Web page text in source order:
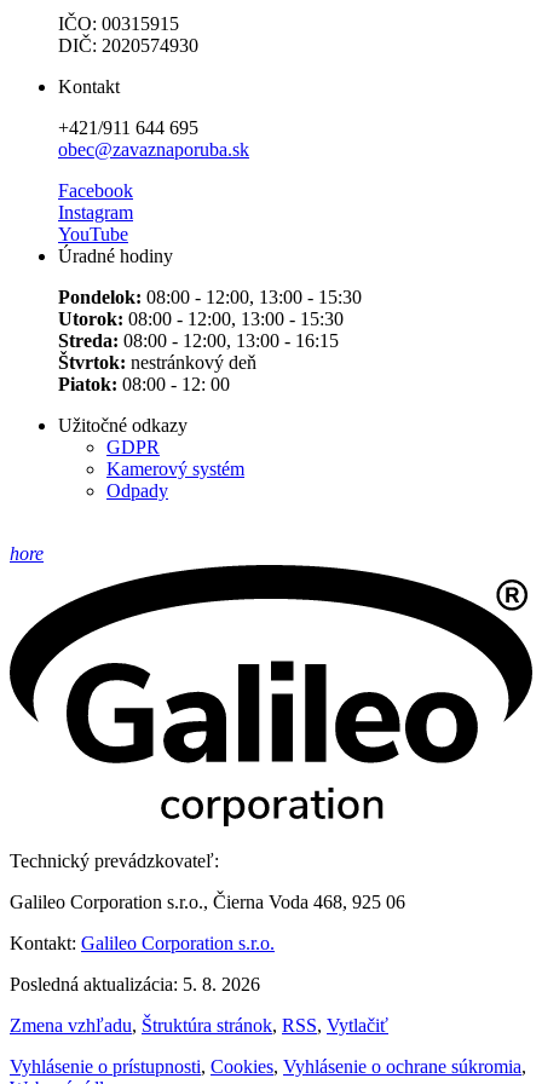
IČO: 00315915
DIČ: 2020574930
Kontakt
+421/911 644 695
obec@zavaznaporuba.sk
Facebook
Instagram
YouTube
Úradné hodiny
Pondelok: 08:00 - 12:00, 13:00 - 15:30
Utorok: 08:00 - 12:00, 13:00 - 15:30
Streda: 08:00 - 12:00, 13:00 - 16:15
Štvrtok: nestránkový deň
Piatok: 08:00 - 12: 00
Užitočné odkazy
GDPR
Kamerový systém
Odpady
hore
Technický prevádzkovateľ:
Galileo Corporation s.r.o., Čierna Voda 468, 925 06
Kontakt: Galileo Corporation s.r.o.
Posledná aktualizácia: 5. 8. 2026
Zmena vzhľadu, Štruktúra stránok, RSS, Vytlačiť
Vyhlásenie o prístupnosti, Cookies, Vyhlásenie o ochrane súkromia,